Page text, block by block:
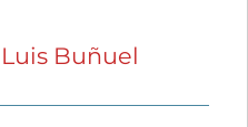
Buñuel